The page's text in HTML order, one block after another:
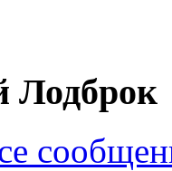
Лодброк